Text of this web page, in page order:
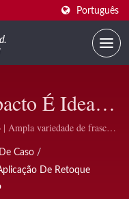
Português
É Ideal
Com
Que
Da Cor,
Ampla variedade de frascos
Caso /
De Retoque